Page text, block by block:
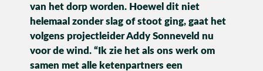
Utiliteit
Industrie
van het dorp worden. Hoewel dit niet
helemaal zonder slag of stoot ging, gaat het
volgens projectleider Addy Sonneveld nu
voor de wind. “Ik zie het als ons werk om
samen met alle ketenpartners een